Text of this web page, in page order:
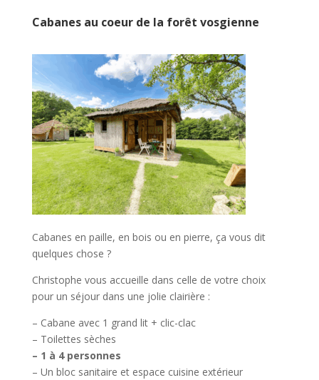
Cabanes au coeur de la forêt vosgienne
Cabanes en paille, en bois ou en pierre, ça vous dit
quelques chose ?
Christophe vous accueille dans celle de votre choix
pour un séjour dans une jolie clairière :
– Cabane avec 1 grand lit + clic-clac
– Toilettes sèches
– 1 à 4 personnes
– Un bloc sanitaire et espace cuisine extérieur